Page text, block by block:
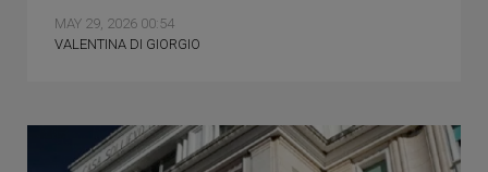
MAY 29, 2026 00:54
VALENTINA DI GIORGIO